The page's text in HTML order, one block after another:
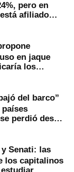
pero en
afiliado
en jaque
los
del barco”
perdió desde
y Senati: las
los capitalinos